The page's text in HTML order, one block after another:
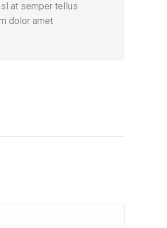
at semper tellus
dolor amet